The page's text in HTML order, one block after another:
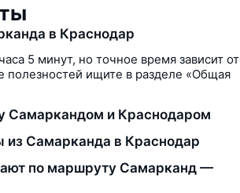
в Краснодар
5 минут, но точное время зависит от
полезностей ищите в разделе «Общая
Самаркандом и Краснодаром
Самарканда в Краснодар
по маршруту Самарканд —